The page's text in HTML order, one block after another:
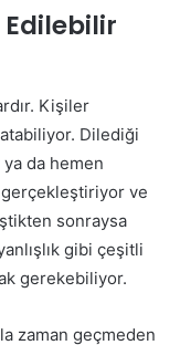
Kişiler
Dilediği
da hemen
ve
sonraysa
gibi çeşitli
gerekebiliyor.
zaman geçmeden